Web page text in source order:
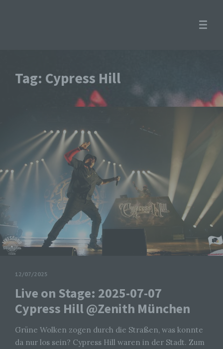
Tag: Cypress Hill
12/07/2025
Live on Stage: 2025-07-07
Cypress Hill @Zenith München
Grüne Wolken zogen durch die Straßen, was konnte
da nur los sein? Cypress Hill waren in der Stadt. Zum